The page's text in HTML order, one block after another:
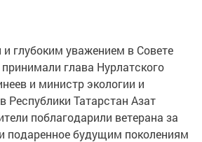
глубоким уважением в Совете
глава Нурлатского
и министр экологии и
Республики Татарстан Азат
поблагодарили ветерана за
подаренное будущим поколениям